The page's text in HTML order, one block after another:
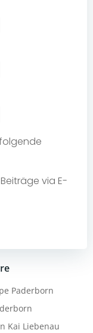
via E-
Paderborn
Kai Liebenau